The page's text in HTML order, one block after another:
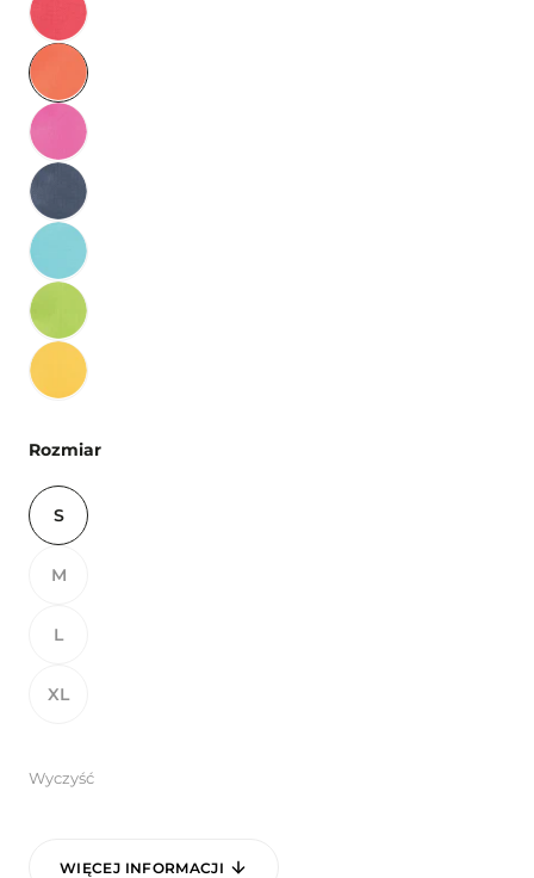
Rozmiar
S
M
L
XL
Wyczyść
WIĘCEJ INFORMACJI